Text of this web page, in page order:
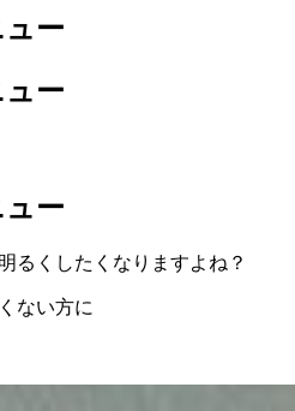
ー
ー
ー
るくしたくなりますよね？
ない方に